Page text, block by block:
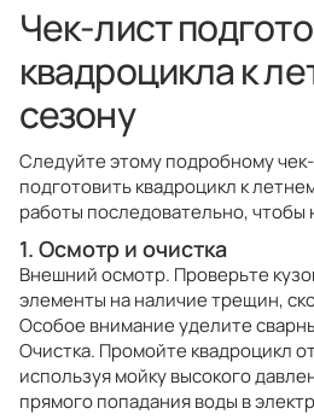
Чек-лист
квадроцикла к
сезону
Следуйте этому подробному
подготовить квадроцикл к
работы последовательно, чтобы
1. Осмотр и очистка
Внешний осмотр. Проверьте
элементы на наличие трещин,
Особое внимание уделите
Очистка. Промойте квадроцикл
используя мойку высокого
прямого попадания воды в